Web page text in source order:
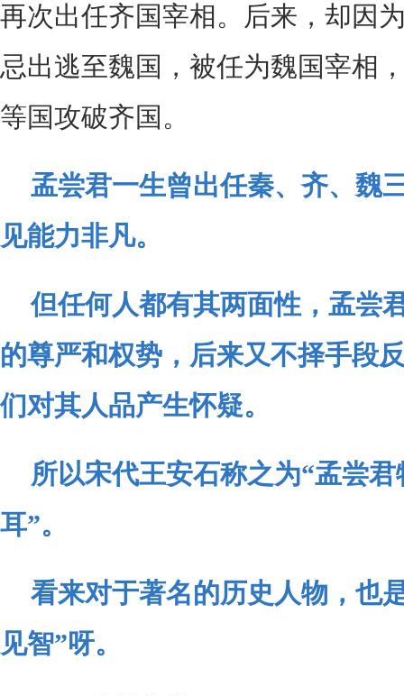
再次出任齐国宰相。后来，却因
忌出逃至魏国，被任为魏国宰相
等国攻破齐国。
孟尝君一生曾出任秦、齐、魏
见能力非凡。
但任何人都有其两面性，孟尝
的尊严和权势，后来又不择手段
们对其人品产生怀疑。
所以宋代王安石称之为“孟尝
耳”。
看来对于著名的历史人物，也
见智”呀。